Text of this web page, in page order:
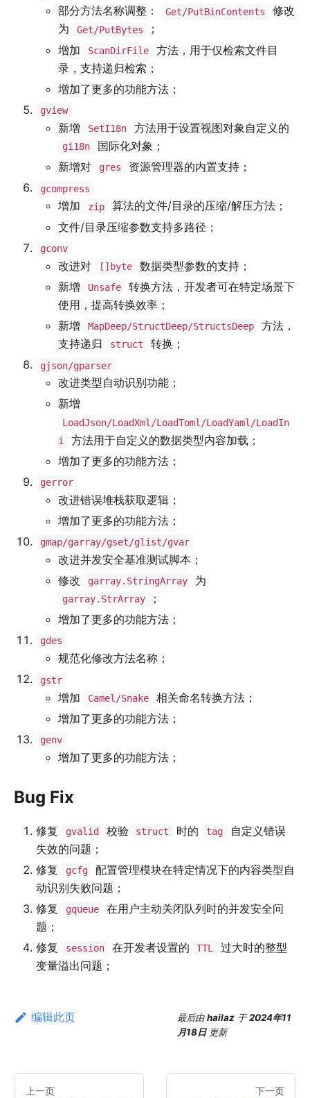
部分方法名称调整： Get/PutBinContents
修改
为
Get/PutBytes
；
增加
ScanDirFile
方法，用于仅检索文件目
录，支持递归检索；
增加了更多的功能方法；
gview
新增 SetI18n 方法用于设置视图对象自定义的
gi18n
国际化对象；
新增对
gres 资源管理器的内置支持；
gcompress
增加 zip
算法的文件/目录的压缩/解压方法；
文件/目录压缩参数支持多路径；
gconv
改进对 []byte
数据类型参数的支持；
新增
Unsafe
转换方法，开发者可在特定场景下
使用，提高转换效率；
新增
MapDeep/StructDeep/StructsDeep
方法，
支持递归
struct 转换；
gjson/gparser
改进类型自动识别功能；
新增
LoadJson/LoadXml/LoadToml/LoadYaml/LoadIn
i
方法用于自定义的数据类型内容加载；
增加了更多的功能方法；
gerror
改进错误堆栈获取逻辑；
增加了更多的功能方法；
gmap/garray/gset/glist/gvar
改进并发安全基准测试脚本；
修改
garray.StringArray 为
garray.StrArray
；
增加了更多的功能方法；
gdes
规范化修改方法名称；
gstr
增加 Camel/Snake
相关命名转换方法；
增加了更多的功能方法；
genv
增加了更多的功能方法；
Bug Fix
修复 gvalid 校验 struct 时的 tag
自定义错误
失效的问题；
修复
gcfg
配置管理模块在特定情况下的内容类型自
动识别失败问题；
修复
gqueue
在用户主动关闭队列时的并发安全问
题；
修复
session 在开发者设置的 TTL
过大时的整型
变量溢出问题；
编辑此页 最后由hailaz 于2024年11
月18日 更新
上一页 下一页